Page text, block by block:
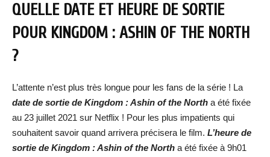
QUELLE DATE ET HEURE DE SORTIE
POUR KINGDOM : ASHIN OF THE NORTH
?
L’attente n’est plus très longue pour les fans de la série ! La
date de sortie de Kingdom : Ashin of the North a été fixée
au 23 juillet 2021 sur Netflix ! Pour les plus impatients qui
souhaitent savoir quand arrivera précisera le film. L’heure de
sortie de Kingdom : Ashin of the North a été fixée à 9h01